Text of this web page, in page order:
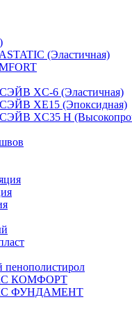
(Эластичная)
XC-6 (Эластичная)
XЕ15 (Эпоксидная)
XС35 Н
пенополистирол
КОМФОРТ
ФУНДАМЕНТ